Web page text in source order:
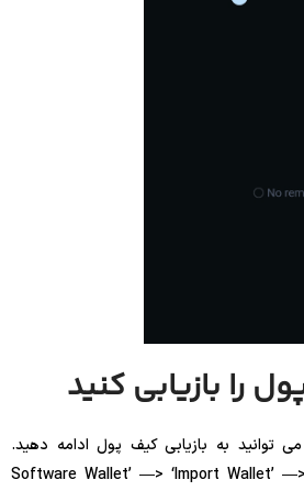
توانید به بازیابی کیف پول ادامه دهید.
‘Software Wallet’ —> ‘Import Wallet’